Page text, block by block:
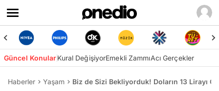
Güncel KonularKural DeğişiyorEmekli ZammıAcı Gerçekler
Haberler Yaşam Biz de Sizi Bekliyorduk! Doların 13 Lirayı